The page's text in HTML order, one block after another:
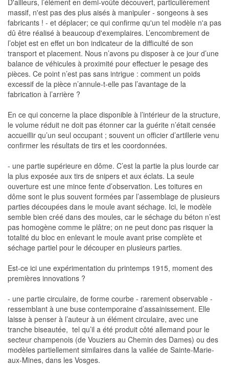
D'ailleurs, l’élément en demi-voûte découvert, particulièrement
massif, n'est pas des plus aisés à manipuler - songeons à ses
fabricants ! - et déplacer; ce qui confirme qu'un tel modèle n'a pas
dû être réalisé à beaucoup d'exemplaires. L’encombrement de
l’objet est en effet un bon indicateur de la difficulté de son
transport et placement. Nous n’avons pu disposer à ce jour d’une
balance de véhicules à proximité pour effectuer le pesage des
pièces. Ce point n’est pas sans intrigue : comment un poids
excessif de la pièce n’annule-t-elle pas l’avantage de la
fabrication à l’arrière ?
En ce qui concerne la place disponible à l’intérieur de la structure,
le volume réduit ne doit pas étonner car la guérite n’était censée
accueillir qu’un seul occupant ; souvent un officier d’artillerie venu
confirmer les résultats de tirs et les coordonnées.
- une partie supérieure en dôme. C’est la partie la plus lourde car
la plus exposée aux tirs de snipers et aux éclats. La seule
ouverture est une mince fente d’observation. Les toitures en
dôme sont le plus souvent formées par l’assemblage de plusieurs
parties découpées dans le moule avant séchage. Ici, le modèle
semble bien créé dans des moules, car le séchage du béton n’est
pas homogène comme le plâtre; on ne peut donc pas risquer la
totalité du bloc en enlevant le moule avant prise complète et
séchage partiel pour le découper en plusieurs parties.
Est-ce ici une expérimentation du printemps 1915, moment des
premières innovations ?
- une partie circulaire, de forme courbe - rarement observable -
ressemblant à une buse contemporaine d’assainissement. Elle
laisse à penser à l’auteur à un élément circulaire, avec une
tranche biseautée, tel qu’il a été produit côté allemand pour le
secteur champenois (de Vouziers au Chemin des Dames) ou des
modèles partiellement similaires dans la vallée de Sainte-Marie-
aux-Mines, dans les Vosges.